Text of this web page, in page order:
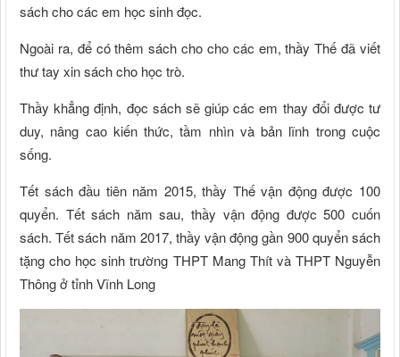
sách cho các em học sinh đọc.
Ngoài ra, để có thêm sách cho cho các em, thầy Thế đã viết
thư tay xin sách cho học trò.
Thầy khẳng định, đọc sách sẽ giúp các em thay đổi được tư
duy, nâng cao kiến thức, tầm nhìn và bản lĩnh trong cuộc
sống.
Tết sách đầu tiên năm 2015, thầy Thế vận động được 100
quyển. Tết sách năm sau, thầy vận động được 500 cuốn
sách. Tết sách năm 2017, thầy vận động gần 900 quyển sách
tặng cho học sinh trường THPT Mang Thít và THPT Nguyễn
Thông ở tỉnh Vĩnh Long